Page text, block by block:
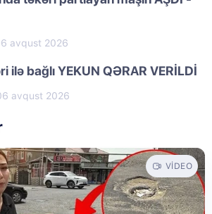
avqust 2026
ilə bağlı YEKUN QƏRAR VERİLDİ
avqust 2026
VIDEO